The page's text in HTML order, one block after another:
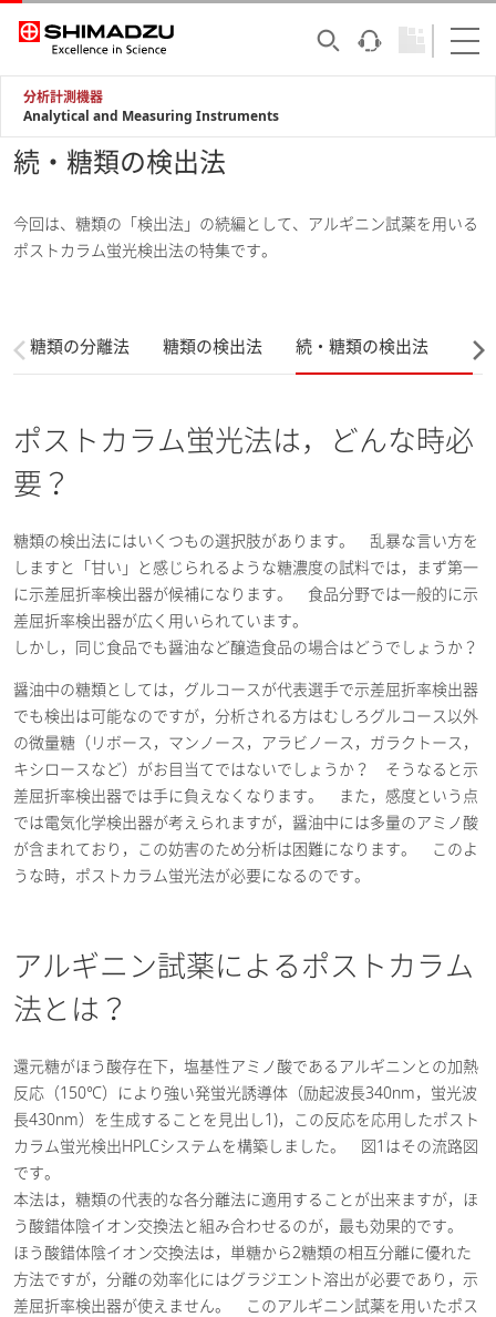
分析計測機器
Analytical and Measuring Instruments
続・糖類の検出法
今回は、糖類の「検出法」の続編として、アルギニン試薬を用いる
ポストカラム蛍光検出法の特集です。
糖類の分離法 糖類の検出法 続・糖類の検出法
ポストカラム蛍光法は，どんな時必
要？
糖類の検出法にはいくつもの選択肢があります。 乱暴な言い方を
しますと「甘い」と感じられるような糖濃度の試料では，まず第一
に示差屈折率検出器が候補になります。 食品分野では一般的に示
差屈折率検出器が広く用いられています。
しかし，同じ食品でも醤油など醸造食品の場合はどうでしょうか？
醤油中の糖類としては，グルコースが代表選手で示差屈折率検出器
でも検出は可能なのですが，分析される方はむしろグルコース以外
の微量糖（リボース，マンノース，アラビノース，ガラクトース，
キシロースなど）がお目当てではないでしょうか？ そうなると示
差屈折率検出器では手に負えなくなります。 また，感度という点
では電気化学検出器が考えられますが，醤油中には多量のアミノ酸
が含まれており，この妨害のため分析は困難になります。 このよ
うな時，ポストカラム蛍光法が必要になるのです。
アルギニン試薬によるポストカラム
法とは？
還元糖がほう酸存在下，塩基性アミノ酸であるアルギニンとの加熱
反応（150℃）により強い発蛍光誘導体（励起波長340nm，蛍光波
長430nm）を生成することを見出し1)，この反応を応用したポスト
カラム蛍光検出HPLCシステムを構築しました。 図1はその流路図
です。
本法は，糖類の代表的な各分離法に適用することが出来ますが，ほ
う酸錯体陰イオン交換法と組み合わせるのが，最も効果的です。
ほう酸錯体陰イオン交換法は，単糖から2糖類の相互分離に優れた
方法ですが，分離の効率化にはグラジエント溶出が必要であり，示
差屈折率検出器が使えません。 このアルギニン試薬を用いたポス